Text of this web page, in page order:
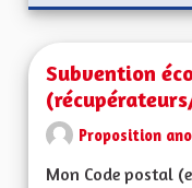
Subvention
Proposition
Mon Code postal